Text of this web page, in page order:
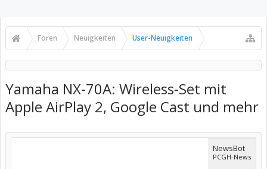
Foren Neuigkeiten User-Neuigkeiten
Yamaha NX-70A: Wireless-Set mit
Apple AirPlay 2, Google Cast und mehr
NewsBot
PCGH-News